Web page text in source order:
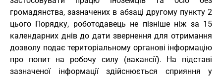
громадянства, зазначених в абзаці другому пункту 2
цього Порядку, роботодавець не пізніше ніж за 15
календарних днів до дати звернення для отримання
дозволу подає територіальному органові інформацію
про попит на робочу силу (вакансії). На підставі
зазначеної інформації здійснюється сприяння у